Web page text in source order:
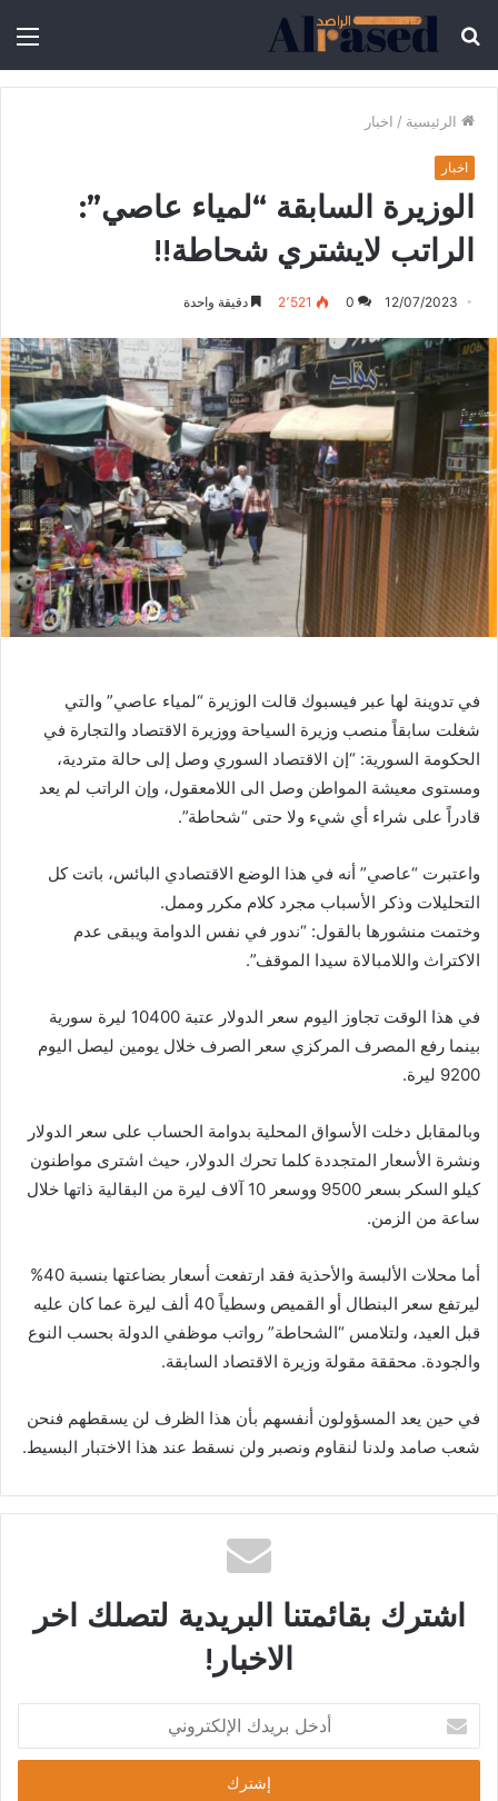
الرئيسية / اخبار
اخبار
الوزيرة السابقة “لمياء عاصي”:
الراتب لايشتري شحاطة!!
12/07/2023
0 2٬521 دقيقة واحدة
في تدوينة لها عبر فيسبوك قالت الوزيرة “لمياء عاصي” والتي
شغلت سابقاً منصب وزيرة السياحة ووزيرة الاقتصاد والتجارة في
الحكومة السورية: “إن الاقتصاد السوري وصل إلى حالة متردية،
ومستوى معيشة المواطن وصل الى اللامعقول، وإن الراتب لم يعد
قادراً على شراء أي شيء ولا حتى “شحاطة”.
واعتبرت “عاصي” أنه في هذا الوضع الاقتصادي البائس، باتت كل
التحليلات وذكر الأسباب مجرد كلام مكرر وممل.
وختمت منشورها بالقول: “ندور في نفس الدوامة ويبقى عدم
الاكتراث واللامبالاة سيدا الموقف”.
في هذا الوقت تجاوز اليوم سعر الدولار عتبة 10400 ليرة سورية
بينما رفع المصرف المركزي سعر الصرف خلال يومين ليصل اليوم
9200 ليرة.
وبالمقابل دخلت الأسواق المحلية بدوامة الحساب على سعر الدولار
ونشرة الأسعار المتجددة كلما تحرك الدولار، حيث اشترى مواطنون
كيلو السكر بسعر 9500 ووسعر 10 آلاف ليرة من البقالية ذاتها خلال
ساعة من الزمن.
أما محلات الألبسة والأحذية فقد ارتفعت أسعار بضاعتها بنسبة 40%
ليرتفع سعر البنطال أو القميص وسطياً 40 ألف ليرة عما كان عليه
قبل العيد، ولتلامس “الشحاطة” رواتب موظفي الدولة بحسب النوع
والجودة. محققة مقولة وزيرة الاقتصاد السابقة.
في حين يعد المسؤولون أنفسهم بأن هذا الظرف لن يسقطهم فنحن
شعب صامد ولدنا لنقاوم ونصبر ولن نسقط عند هذا الاختبار البسيط.
اشترك بقائمتنا البريدية لتصلك اخر
الاخبار!